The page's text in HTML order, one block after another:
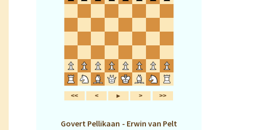
Govert Pellikaan - Erwin van Pelt